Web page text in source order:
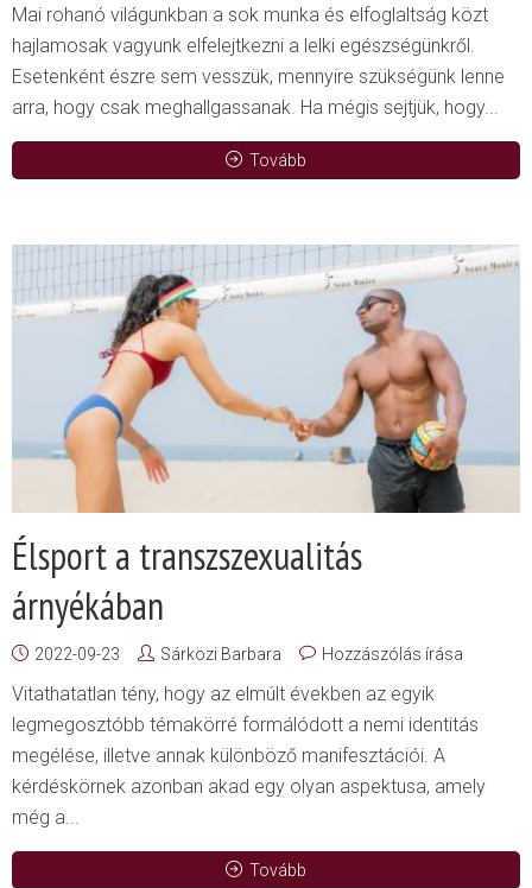
Mai rohanó világunkban a sok munka és elfoglaltság közt
hajlamosak vagyunk elfelejtkezni a lelki egészségünkről.
Esetenként észre sem vesszük, mennyire szükségünk lenne
arra, hogy csak meghallgassanak. Ha mégis sejtjük, hogy...
Tovább
Élsport a transzszexualitás
árnyékában
2022-09-23 Sárközi Barbara Hozzászólás írása
Vitathatatlan tény, hogy az elmúlt években az egyik
legmegosztóbb témakörré formálódott a nemi identitás
megélése, illetve annak különböző manifesztációi. A
kérdéskörnek azonban akad egy olyan aspektusa, amely
még a...
Tovább